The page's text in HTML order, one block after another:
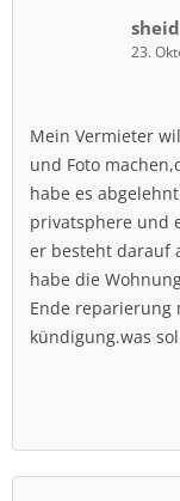
23.
Mein Vermieter
und Foto
habe es
privatsphere und
er besteht darauf
habe die
Ende reparierung
kündigung.was